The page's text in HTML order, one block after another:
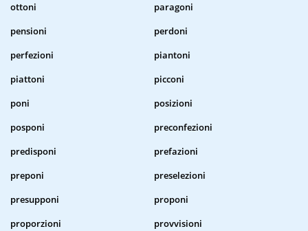
ottoni
paragoni
pensioni
perdoni
perfezioni
piantoni
piattoni
picconi
poni
posizioni
posponi
preconfezioni
predisponi
prefazioni
preponi
preselezioni
presupponi
proponi
proporzioni
provvisioni